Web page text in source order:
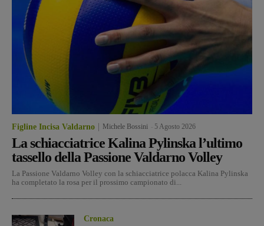
Figline Incisa Valdarno Michele Bossini 5 Agosto 2026
La schiacciatrice Kalina Pylinska l’ultimo
tassello della Passione Valdarno Volley
La Passione Valdarno Volley con la schiacciatrice polacca Kalina Pylinska
ha completato la rosa per il prossimo campionato di...
Cronaca